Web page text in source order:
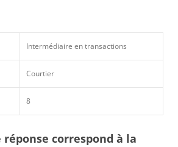
Intermédiaire en transactions
Courtier
8
correspond à la